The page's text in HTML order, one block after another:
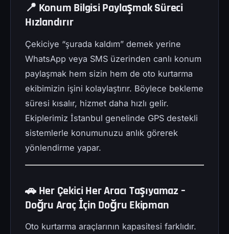
📍 Konum Bilgisi Paylaşmak Süreci
Hızlandırır
Çekiciye “şurada kaldım” demek yerine
WhatsApp veya SMS üzerinden canlı konum
paylaşmak hem sizin hem de oto kurtarma
ekibimizin işini kolaylaştırır. Böylece bekleme
süresi kısalır, hizmet daha hızlı gelir.
Ekiplerimiz İstanbul genelinde GPS destekli
sistemlerle konumunuzu anlık görerek
yönlendirme yapar.
🚗 Her Çekici Her Aracı Taşıyamaz –
Doğru Araç İçin Doğru Ekipman
Oto kurtarma araçlarının kapasitesi farklıdır.